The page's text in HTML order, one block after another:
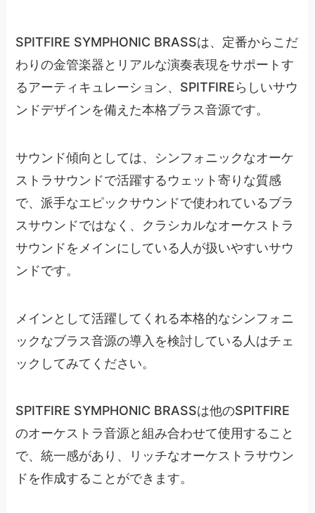
SPITFIRE SYMPHONIC BRASSは、定番からこだ
わりの金管楽器とリアルな演奏表現をサポートす
るアーティキュレーション、SPITFIREらしいサウ
ンドデザインを備えた本格ブラス音源です。
サウンド傾向としては、シンフォニックなオーケ
ストラサウンドで活躍するウェット寄りな質感
で、派手なエピックサウンドで使われているブラ
スサウンドではなく、クラシカルなオーケストラ
サウンドをメインにしている人が扱いやすいサウ
ンドです。
メインとして活躍してくれる本格的なシンフォニ
ックなブラス音源の導入を検討している人はチェ
ックしてみてください。
SPITFIRE SYMPHONIC BRASSは他のSPITFIRE
のオーケストラ音源と組み合わせて使用すること
で、統一感があり、リッチなオーケストラサウン
ドを作成することができます。